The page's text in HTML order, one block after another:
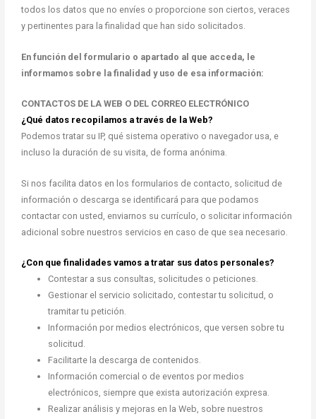
todos los datos que no envíes o proporcione son ciertos, veraces
y pertinentes para la finalidad que han sido solicitados.
En función del formulario o apartado al que acceda, le
informamos sobre la finalidad y uso de esa información:
CONTACTOS DE LA WEB O DEL CORREO ELECTRÓNICO
¿Qué datos recopilamos a través de la Web?
Podemos tratar su IP, qué sistema operativo o navegador usa, e
incluso la duración de su visita, de forma anónima.
Si nos facilita datos en los formularios de contacto, solicitud de
información o descarga se identificará para que podamos
contactar con usted, enviarnos su currículo, o solicitar información
adicional sobre nuestros servicios en caso de que sea necesario.
¿Con que finalidades vamos a tratar sus datos personales?
Contestar a sus consultas, solicitudes o peticiones.
Gestionar el servicio solicitado, contestar tu solicitud, o
tramitar tu petición.
Información por medios electrónicos, que versen sobre tu
solicitud.
Facilitarte la descarga de contenidos.
Información comercial o de eventos por medios
electrónicos, siempre que exista autorización expresa.
Realizar análisis y mejoras en la Web, sobre nuestros